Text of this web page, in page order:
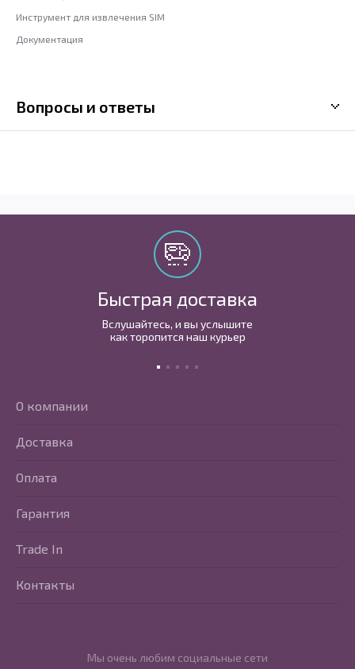
Инструмент для извлечения SIM
Документация
Вопросы и ответы
Быстрая доставка
Вслушайтесь, и вы услышите
как торопится наш курьер
Мы очень любим социальные сети
О компании
Доставка
Оплата
Гарантия
Trade In
Контакты